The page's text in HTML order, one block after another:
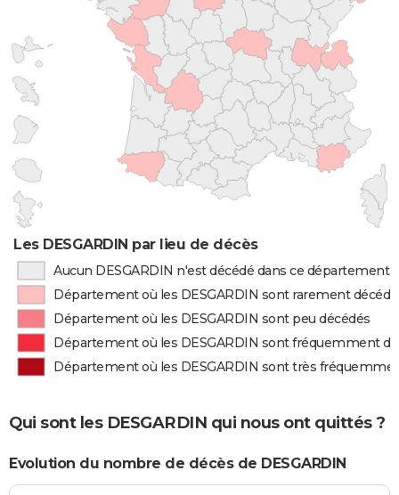
Les DESGARDIN par lieu de décès
Aucun DESGARDIN n'est décédé dans ce département
Département où les DESGARDIN sont rarement
Département où les DESGARDIN sont peu décédés
Département où les DESGARDIN sont fréquemment
Département où les DESGARDIN sont très
Qui sont les DESGARDIN qui nous ont quittés ?
Evolution du nombre de décès de DESGARDIN